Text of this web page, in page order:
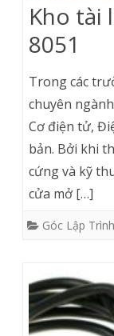
Kho tài
8051
Trong các
chuyên
Cơ điện tử,
bản. Bởi khi
cứng và kỹ
cửa mở […]
Góc Lập Trình